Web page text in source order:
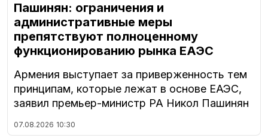
Пашинян: ограничения и
административные меры
препятствуют полноценному
функционированию рынка ЕАЭС
Армения выступает за приверженность тем
принципам, которые лежат в основе ЕАЭС,
заявил премьер-министр РА Никол Пашинян
07.08.2026 10:30